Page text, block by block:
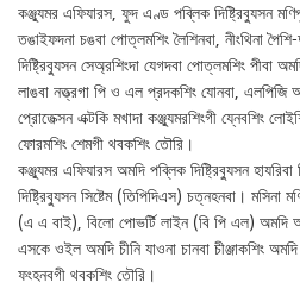
কঞ্জু্যমর এফিযারস, ফুদ এণ্ড পব্লিক দিষ্ট্রিবু্যসন
তঙাইফদনা চঙবা পোত্লমশিং লৈশিনবা, নীংথিনা
দিষ্ট্রিবু্যসন সেঅ্রশিংদা যেগদবা পোত্লমশিং পীবা
লাঙবা নত্ত্রগা পি ও এল প্রদকশিং যোনবা, এলপিজি
প্রোতেক্সন এক্টকি মখাদা কঞ্জু্যমরশিংগী যে্নবশিং
ফোরমশিং শেমগী থবকশিং তৌরি।
কঞ্জু্যমর এফিযারস অমদি পব্লিক দিষ্ট্রিবু্যসন হাযরিবা
দিষ্ট্রিবু্যসন সিষ্টেম (তিপিদিএস) চত্নহনবা।
(এ এ বাই), বিলো পোভর্টি লাইন (বি পি এল) অমদি
এসকে ওইল অমদি চীনি যাওনা চানবা চীঞ্জাকশিং
ফংহনবগী থবকশিং তৌরি।